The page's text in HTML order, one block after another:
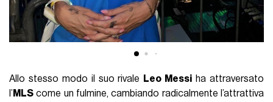
Allo stesso modo il suo rivale Leo Messi ha attraversato
l’ MLS come un fulmine, cambiando radicalmente l’attrattiva